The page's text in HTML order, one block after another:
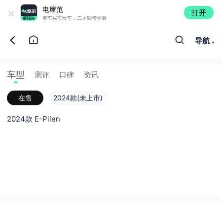
+ 电摩范
看车买车玩车，二手驾考评测
打开
导航
车型 测评 口碑 资讯
在售 2024款(未上市)
2024款 E-Pilen